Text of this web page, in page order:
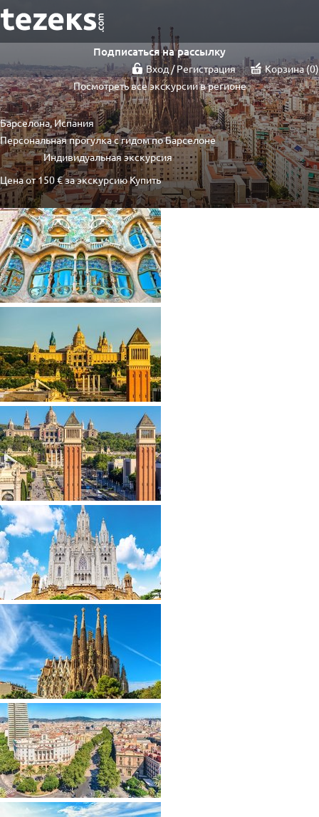
Подписаться на рассылку
Вход / Регистрация Корзина 0
Посмотреть все экскурсии в регионе
Барселона, Испания
Персональная прогулка с гидом по Барселоне
Индивидуальная экскурсия
Цена от150 €за экскурсиюКупить